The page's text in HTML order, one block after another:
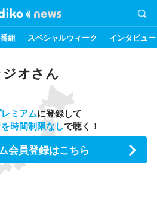
組 スペシャルウィーク インタビュー
オさん
ミアムに登録して
時間制限なしで聴く！
会員登録はこちら